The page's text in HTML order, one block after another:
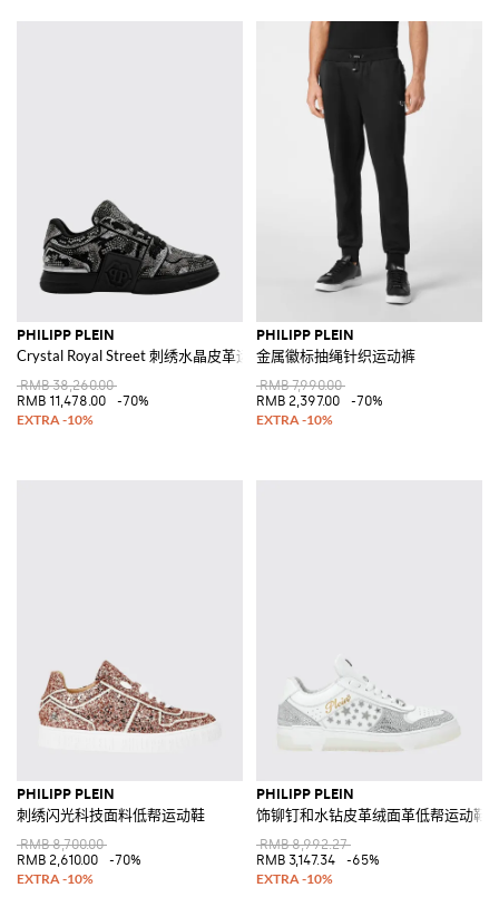
PHILIPP PLEIN
Crystal Royal Street 刺绣水晶皮革运动鞋
RMB 38,260.00
RMB 11,478.00
-70%
PHILIPP PLEIN
金属徽标抽绳针织运动裤
RMB 7,990.00
RMB 2,397.00
-70%
PHILIPP PLEIN
刺绣闪光科技面料低帮运动鞋
RMB 8,700.00
RMB 2,610.00
-70%
PHILIPP PLEIN
饰铆钉和水钻皮革绒面革低帮运动鞋
RMB 8,992.27
RMB 3,147.34
-65%